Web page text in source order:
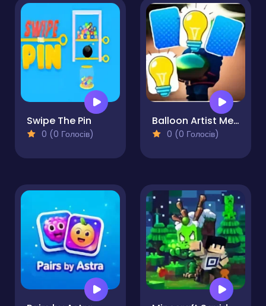
Swipe The Pin
0 (0 Голосів)
Balloon Artist Memory Match
0 (0 Голосів)